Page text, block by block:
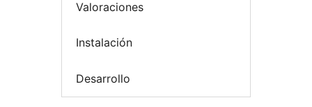
Valoraciones
Instalación
Desarrollo